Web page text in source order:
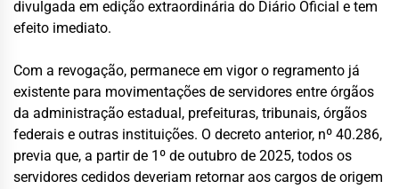
divulgada em edição extraordinária do Diário Oficial e tem
efeito imediato.
Com a revogação, permanece em vigor o regramento já
existente para movimentações de servidores entre órgãos
da administração estadual, prefeituras, tribunais, órgãos
federais e outras instituições. O decreto anterior, nº 40.286,
previa que, a partir de 1º de outubro de 2025, todos os
servidores cedidos deveriam retornar aos cargos de origem